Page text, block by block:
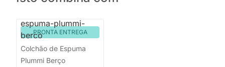
PRONTA ENTREGA
Colchão de Espuma
Plummi Berço